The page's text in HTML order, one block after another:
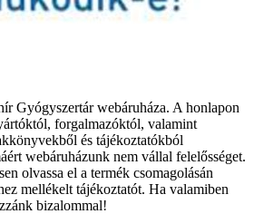
Gyógyszertár webáruháza. A honlapon
forgalmazóktól, valamint
és tájékoztatókból
webáruházunk nem vállal felelősséget.
olvassa el a termék csomagolásán
mellékelt tájékoztatót. Ha valamiben
bizalommal!